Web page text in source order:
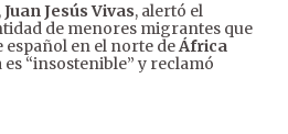
,Juan Jesús Vivas, alertó el
de menores migrantes que
español en el norte deÁfrica
“insostenible” y reclamó